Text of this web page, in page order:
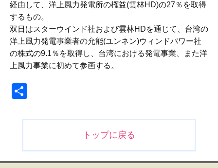
経由して、洋上風力発電所の権益(雲林HD)の27％を取得
するもの。
双日はスターウインド社および雲林HDを通じて、台湾の
洋上風力発電事業者の允能(ユンネン)ウィンドパワー社
の株式の9.1％を取得し、台湾における発電事業、また洋
上風力事業に初めて参画する。
ビ
トップに戻る